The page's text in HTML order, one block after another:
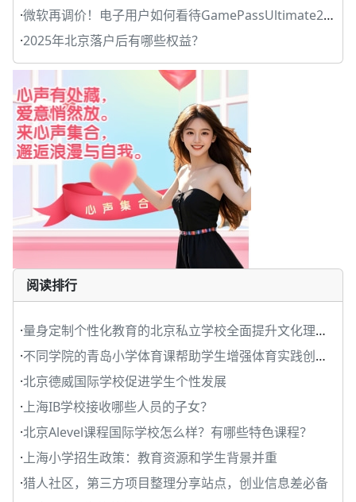
·微软再调价！电子用户如何看待GamePassUltimate29.99美
·2025年北京落户后有哪些权益？
阅读排行
·量身定制个性化教育的北京私立学校全面提升文化理解力
·不同学院的青岛小学体育课帮助学生增强体育实践创新能
·北京德威国际学校促进学生个性发展
·上海IB学校接收哪些人员的子女？
·北京Alevel课程国际学校怎么样？有哪些特色课程？
·上海小学招生政策：教育资源和学生背景并重
·猎人社区，第三方项目整理分享站点，创业信息差必备